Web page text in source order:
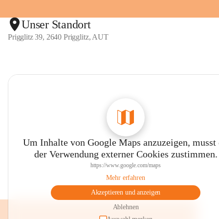
Unser Standort
Prigglitz 39, 2640 Prigglitz, AUT
Um Inhalte von Google Maps anzuzeigen, musst
der Verwendung externer Cookies zustimmen.
https://www.google.com/maps
Mehr erfahren
Akzeptieren und anzeigen
Ablehnen